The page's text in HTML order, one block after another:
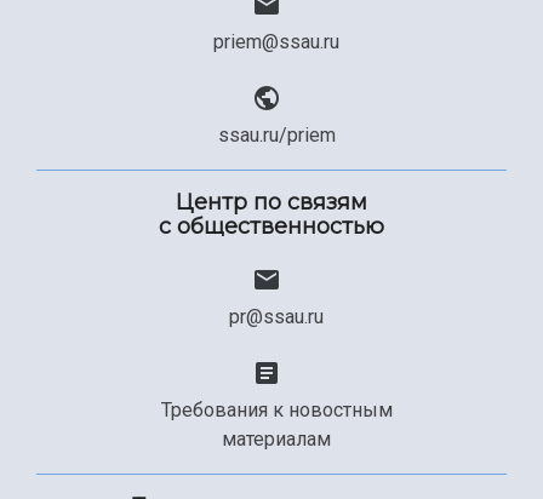
priem@ssau.ru
ssau.ru/priem
Центр по связям
с общественностью
pr@ssau.ru
Требования к новостным
материалам